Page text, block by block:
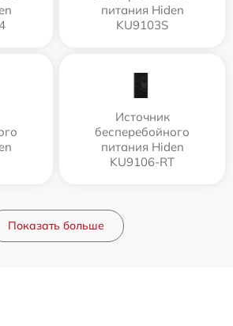
питания Hiden
KU9103S
Источник
бесперебойного
питания Hiden
KU9106-RT
Показать больше